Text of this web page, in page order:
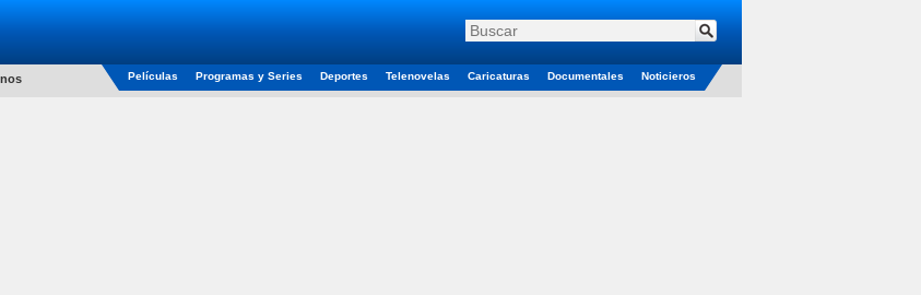
Películas Programas y Series Deportes Telenovelas Caricaturas Documentales Noticieros